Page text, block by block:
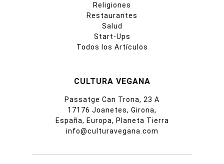
Religiones
Restaurantes
Salud
Start-Ups
Todos los Artículos
CULTURA VEGANA
Passatge Can Trona, 23 A
17176 Joanetes, Girona,
España, Europa, Planeta Tierra
info@culturavegana.com